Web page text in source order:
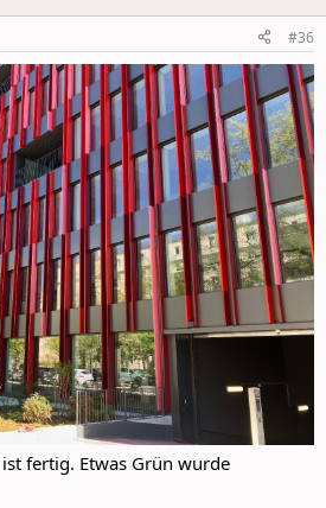
#36
fertig. Etwas Grün wurde